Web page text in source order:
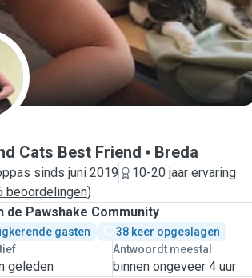
Cats Best Friend Breda
sinds juni 2019
10-20 jaar ervaring
beoordelingen)
de Pawshake Community
gasten
38 keer opgeslagen
geleden
Antwoordt meestal
binnen ongeveer 4 uur